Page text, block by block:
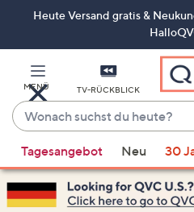
ZumHeute Versand gratis &
MENÜ TV-RÜCKBLICK
Wonach
suchst
du
heute?
Vorschläge
verfügbar
sind,
Tagesangebot Neu 30